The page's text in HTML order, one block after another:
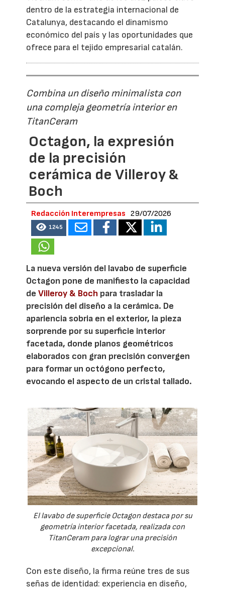
dentro de la estrategia internacional de
Catalunya, destacando el dinamismo
económico del país y las oportunidades que
ofrece para el tejido empresarial catalán.
Combina un diseño minimalista con
una compleja geometría interior en
TitanCeram
Octagon, la expresión
de la precisión
cerámica de Villeroy &
Boch
Redacción Interempresas 29/07/2026
1245
La nueva versión del lavabo de superficie
Octagon pone de manifiesto la capacidad
deVilleroy & Boch para trasladar la
precisión del diseño a la cerámica. De
apariencia sobria en el exterior, la pieza
sorprende por su superficie interior
facetada, donde planos geométricos
elaborados con gran precisión convergen
para formar un octógono perfecto,
evocando el aspecto de un cristal tallado.
El lavabo de superficie Octagon destaca por su
geometría interior facetada, realizada con
TitanCeram para lograr una precisión
excepcional.
Con este diseño, la firma reúne tres de sus
señas de identidad: experiencia en diseño,